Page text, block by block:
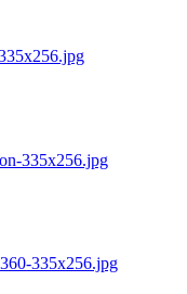
335x256.jpg
335x256.jpg